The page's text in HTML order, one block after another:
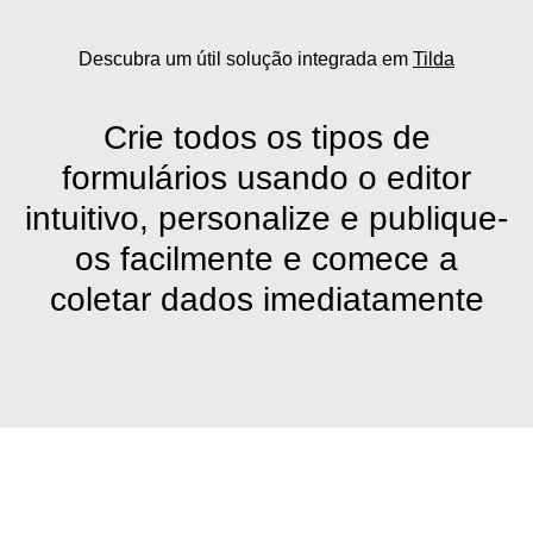
Descubra um útil solução integrada em Tilda
Crie todos os tipos de
formulários usando o editor
intuitivo, personalize e publique-
os facilmente e comece a
coletar dados imediatamente